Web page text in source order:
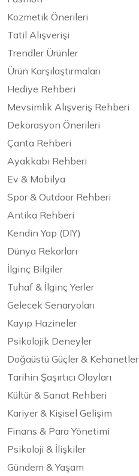
Kozmetik Önerileri
Tatil Alışverişi
Trendler Ürünler
Ürün Karşılaştırmaları
Hediye Rehberi
Mevsimlik Alışveriş Rehberi
Dekorasyon Önerileri
Çanta Rehberi
Ayakkabı Rehberi
Ev & Mobilya
Spor & Outdoor Rehberi
Antika Rehberi
Kendin Yap (DIY)
Dünya Rekorları
İlginç Bilgiler
Tuhaf & İlginç Yerler
Gelecek Senaryoları
Kayıp Hazineler
Psikolojik Deneyler
Doğaüstü Güçler & Kehanetler
Tarihin Şaşırtıcı Olayları
Kültür & Sanat Rehberi
Kariyer & Kişisel Gelişim
Finans & Para Yönetimi
Psikoloji & İlişkiler
Gündem & Yaşam